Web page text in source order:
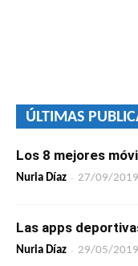
ÚLTIMAS
Los 8 mejores
Nuria Díaz - 27/09/2019
Las apps
Nuria Díaz - 29/05/2019